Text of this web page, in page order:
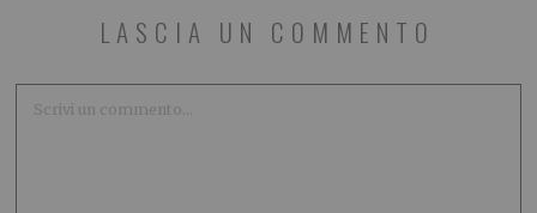
LASCIA UN COMMENTO